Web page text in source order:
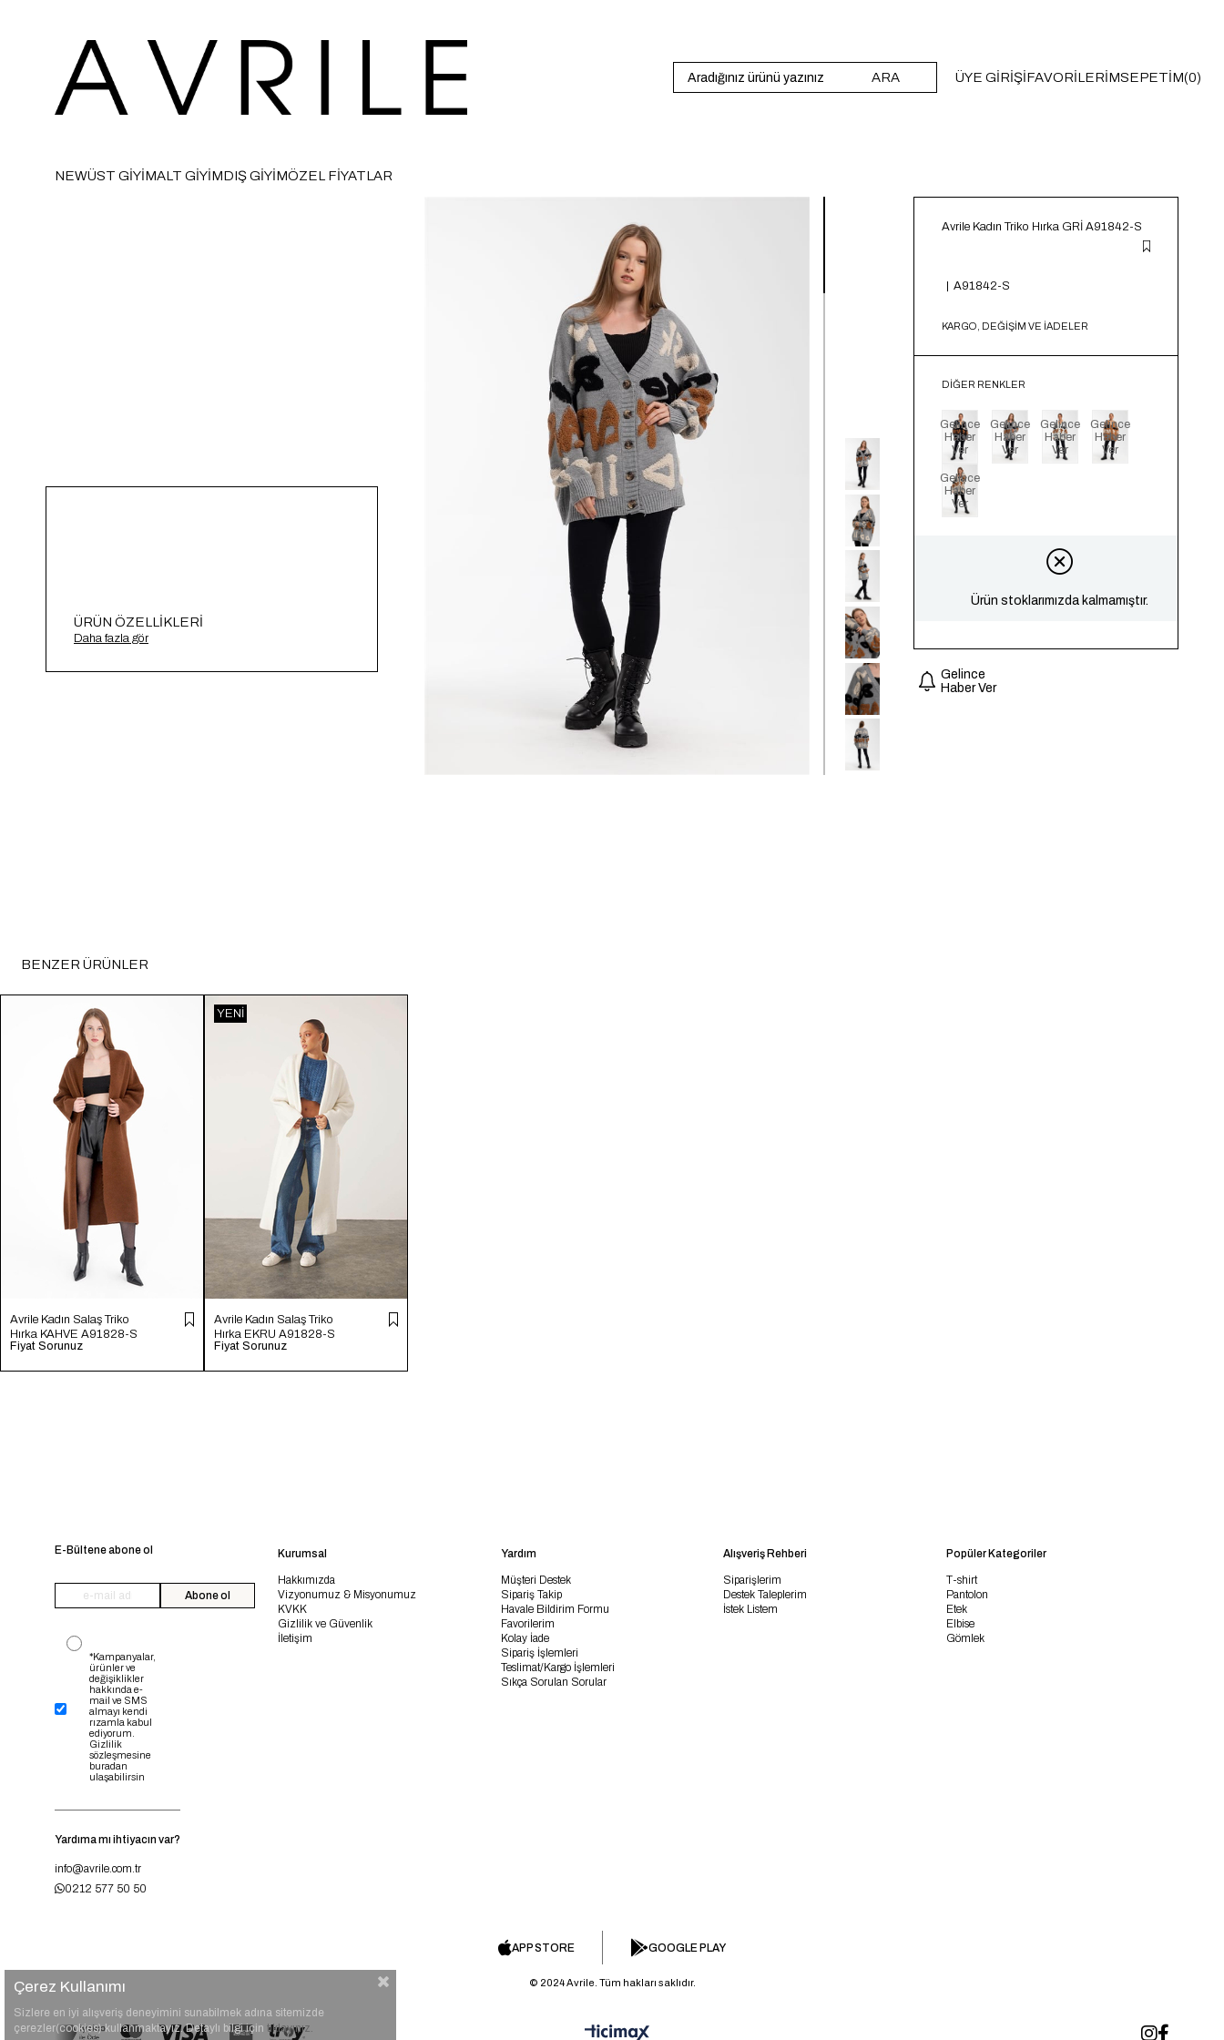
ARA ÜYE GIRIŞIFAVORILERIMSEPETIM 0
NEWÜST GİYİMALT GİYİMDIŞ GİYİMÖZEL FİYATLAR
ÜRÜN ÖZELLIKLERI
Triko Hırka A91842-S
Daha fazla gör
Avrile Kadın Triko Hırka GRİ A91842-S
A91842-S
KARGO, DEĞİŞİM VE İADELER
DIĞER RENKLER
Gelince
Haber
Ver
Gelince
Haber
Ver
Gelince
Haber
Ver
Gelince
Haber
Ver
Gelince
Haber
Ver
Ürün stoklarımızda kalmamıştır.
Gelince
Haber Ver
BENZER ÜRÜNLER
Avrile Kadın Salaş Triko
Hırka KAHVE A91828-S
Fiyat Sorunuz
Avrile Kadın Salaş Triko
Hırka EKRU A91828-S
Fiyat Sorunuz
YENI
E-Bültene abone ol
Abone ol
*Kampanyalar,
ürünler ve
değişiklikler
hakkında e-
mail ve SMS
almayı kendi
rızamla kabul
ediyorum.
Gizlilik
sözleşmesine
buradan
ulaşabilirsin
Yardıma mı ihtiyacın var?
info@avrile.com.tr
0212 577 50 50
Kurumsal
Hakkımızda
Vizyonumuz & Misyonumuz
KVKK
Gizlilik ve Güvenlik
İletişim
Yardım
Müşteri Destek
Sipariş Takip
Havale Bildirim Formu
Favorilerim
Kolay İade
Sipariş İşlemleri
Teslimat/Kargo İşlemleri
Sıkça Sorulan Sorular
Alışveriş Rehberi
Siparişlerim
Destek Taleplerim
İstek Listem
Popüler Kategoriler
T-shirt
Pantolon
Etek
Elbise
Gömlek
APP STORE GOOGLE PLAY
© 2024 Avrile. Tüm hakları saklıdır.
Çerez Kullanımı
Sizlere en iyi alışveriş deneyimini sunabilmek adına sitemizde
çerezler(cookies) kullanmaktayız. Detaylı bilgi için tıklayınız.